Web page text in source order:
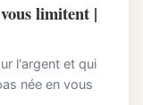
limitent |
l'argent et qui
née en vous